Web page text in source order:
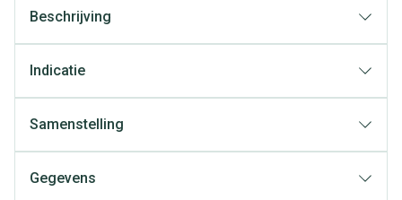
Beschrijving
Indicatie
Samenstelling
Gegevens